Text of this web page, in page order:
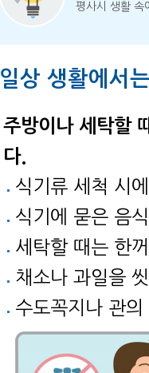
평사시 생활 속
일상 생활에서
주방이나 세탁할
다.
식기류 세척 시
식기에 묻은 음
세탁할 때는 한
채소나 과일을
수도꼭지나 관